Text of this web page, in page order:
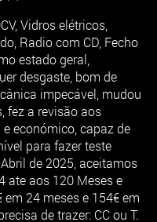
Vidros elétricos,
Radio com CD, Fecho
estado geral,
desgaste, bom de
impecável, mudou
fez a revisão aos
económico, capaz de
para fazer teste
de 2025, aceitamos
ate aos 120 Meses e
24 meses e 154€ em
de trazer: CC ou T.